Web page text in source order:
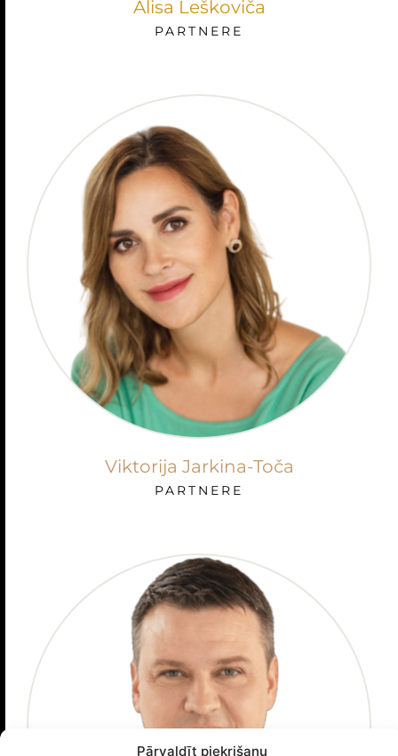
Pārvaldīt piekrišanu
Alisa Leškoviča
PARTNERE
Viktorija Jarkina-Toča
PARTNERE